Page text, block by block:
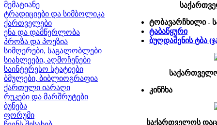
მემატიანე
ტრადიციები და სიმბოლიკა
ქართველები
ენა და დამწერლობა
პროზა და პოეზია
სიმღერები, საგალობლები
სიახლეები, აღმოჩენები
საინტერესო სტატიები
ბმულები, ბიბლიოგრაფია
ქართული იარაღი
რუკები და მარშრუტები
ბუნება
ფორუმი
ტობავარჩხილი -
ტაბაწყური
ბუღდაშენის ტბა
კინჩხა
საქართველოს